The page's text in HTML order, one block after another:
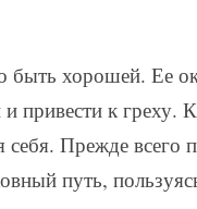
быть хорошей. Ее
и привести к
себя. Прежде всего
путь,